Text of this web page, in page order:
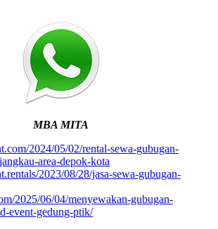
MBA MITA
2024/05/02/rental-sewa-gubugan-
area-depok-kota
2023/08/28/jasa-sewa-gubugan-
2025/06/04/menyewakan-gubugan-
event-gedung-ptik/